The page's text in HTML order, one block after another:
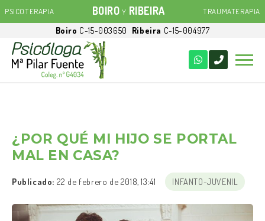
PSICOTERAPIA BOIRO Y RIBEIRA TRAUMATERAPIA
Boiro C-15-003650 Ribeira C-15-004977
¿POR QUÉ MI HIJO SE PORTAL
MAL EN CASA?
Publicado: 22 de febrero de 2018, 13:41 INFANTO-JUVENIL